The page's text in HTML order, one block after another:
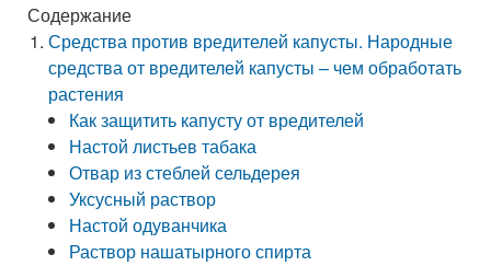
Содержание
Средства против вредителей капусты. Народные
средства от вредителей капусты – чем обработать
растения
Как защитить капусту от вредителей
Настой листьев табака
Отвар из стеблей сельдерея
Уксусный раствор
Настой одуванчика
Раствор нашатырного спирта